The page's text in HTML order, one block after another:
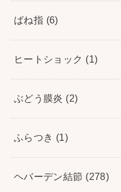
ばね指 (6)
ヒートショック (1)
ぶどう膜炎 (2)
ふらつき (1)
ヘバーデン結節 (278)